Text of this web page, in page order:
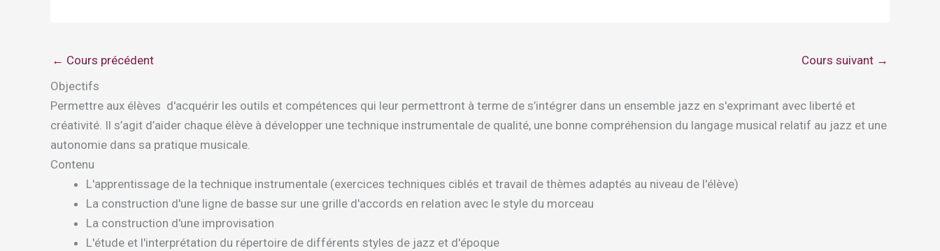
← Cours précédent Cours suivant →
Objectifs
Permettre aux élèves d'acquérir les outils et compétences qui leur permettront à terme de s’intégrer dans un ensemble jazz en s'exprimant avec liberté et
créativité. Il s’agit d’aider chaque élève à développer une technique instrumentale de qualité, une bonne compréhension du langage musical relatif au jazz et une
autonomie dans sa pratique musicale.
Contenu
L'apprentissage de la technique instrumentale (exercices techniques ciblés et travail de thèmes adaptés au niveau de l'élève)
La construction d'une ligne de basse sur une grille d'accords en relation avec le style du morceau
La construction d'une improvisation
L'étude et l'interprétation du répertoire de différents styles de jazz et d'époque